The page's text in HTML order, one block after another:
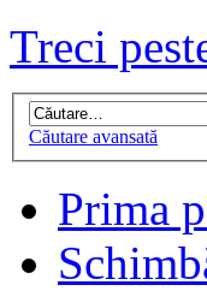
Treci
Căutare avansată
Prima